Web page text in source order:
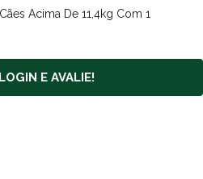
no mesmo dia. Consulte a
Acima De 11,4kg Com 1
E AVALIE!